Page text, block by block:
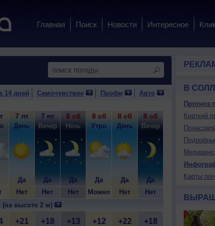
Главная Поиск Новости Интересное
14 дней Самочувствие Профи Авто
7 пт
День
Да
Нет
7 пт
Вечер
Да
Нет
8 сб
Ночь
Да
Нет
8 сб
Утро
Да
Можно
8 сб
День
Да
Нет
8 сб
Вечер
Да
Нет
9 вс
Утро
Да
(на высоте 2 м)
+21 +18 +13 +12 +22 +18 +15
В
Прогноз
Краткий
Карты